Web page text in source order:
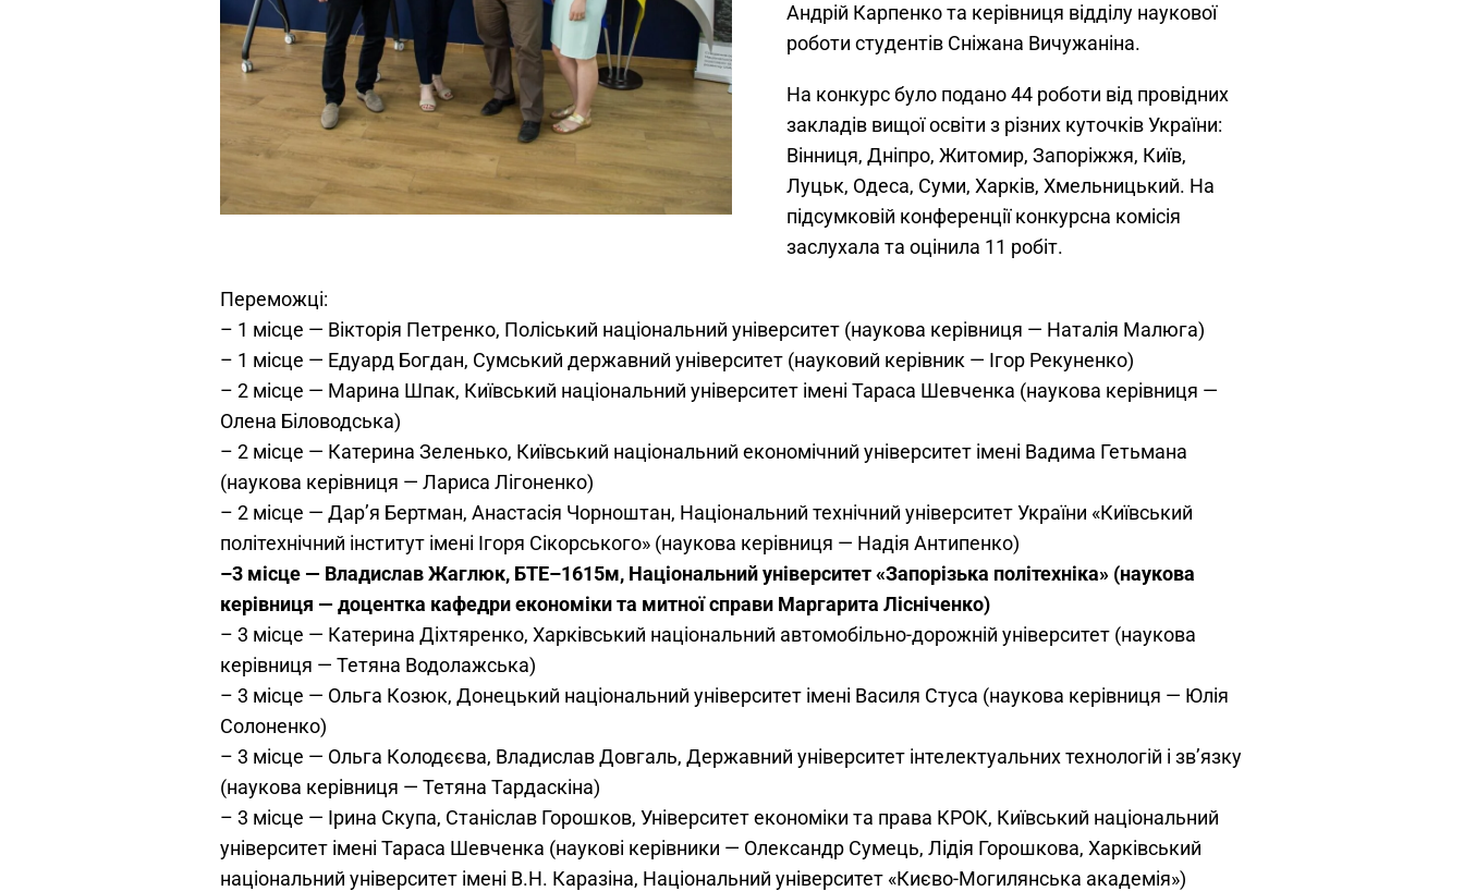
Андрій Карпенко та керівниця відділу наукової
роботи студентів Сніжана Вичужаніна.
На конкурс було подано 44 роботи від провідних
закладів вищої освіти з різних куточків України:
Вінниця, Дніпро, Житомир, Запоріжжя, Київ,
Луцьк, Одеса, Суми, Харків, Хмельницький. На
підсумковій конференції конкурсна комісія
заслухала та оцінила 11 робіт.
Переможці:
– 1 місце — Вікторія Петренко, Поліський національний університет (наукова керівниця — Наталія Малюга)
– 1 місце — Едуард Богдан, Сумський державний університет (науковий керівник — Ігор Рекуненко)
– 2 місце — Марина Шпак, Київський національний університет імені Тараса Шевченка (наукова керівниця —
Олена Біловодська)
– 2 місце — Катерина Зеленько, Київський національний економічний університет імені Вадима Гетьмана
(наукова керівниця — Лариса Лігоненко)
– 2 місце — Дар’я Бертман, Анастасія Чорноштан, Національний технічний університет України «Київський
політехнічний інститут імені Ігоря Сікорського» (наукова керівниця — Надія Антипенко)
–3 місце — Владислав Жаглюк, БТЕ–1615м, Національний університет «Запорізька політехніка» (наукова
керівниця — доцентка кафедри економіки та митної справи Маргарита Лісніченко)
– 3 місце — Катерина Діхтяренко, Харківський національний автомобільно-дорожній університет (наукова
керівниця — Тетяна Водолажська)
– 3 місце — Ольга Козюк, Донецький національний університет імені Василя Стуса (наукова керівниця — Юлія
Солоненко)
– 3 місце — Ольга Колодєєва, Владислав Довгаль, Державний університет інтелектуальних технологій і зв’язку
(наукова керівниця — Тетяна Тардаскіна)
– 3 місце — Ірина Скупа, Станіслав Горошков, Університет економіки та права КРОК, Київський національний
університет імені Тараса Шевченка (наукові керівники — Олександр Сумець, Лідія Горошкова, Харківський
національний університет імені В.Н. Каразіна, Національний університет «Києво-Могилянська академія»)